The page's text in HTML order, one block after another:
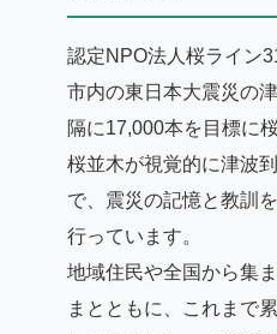
認定NPO法人桜ライン
市内の東日本大震災の
隔に17,000本を目標に
桜並木が視覚的に津波
で、震災の記憶と教訓
行っています。
地域住民や全国から集
まとともに、これまで